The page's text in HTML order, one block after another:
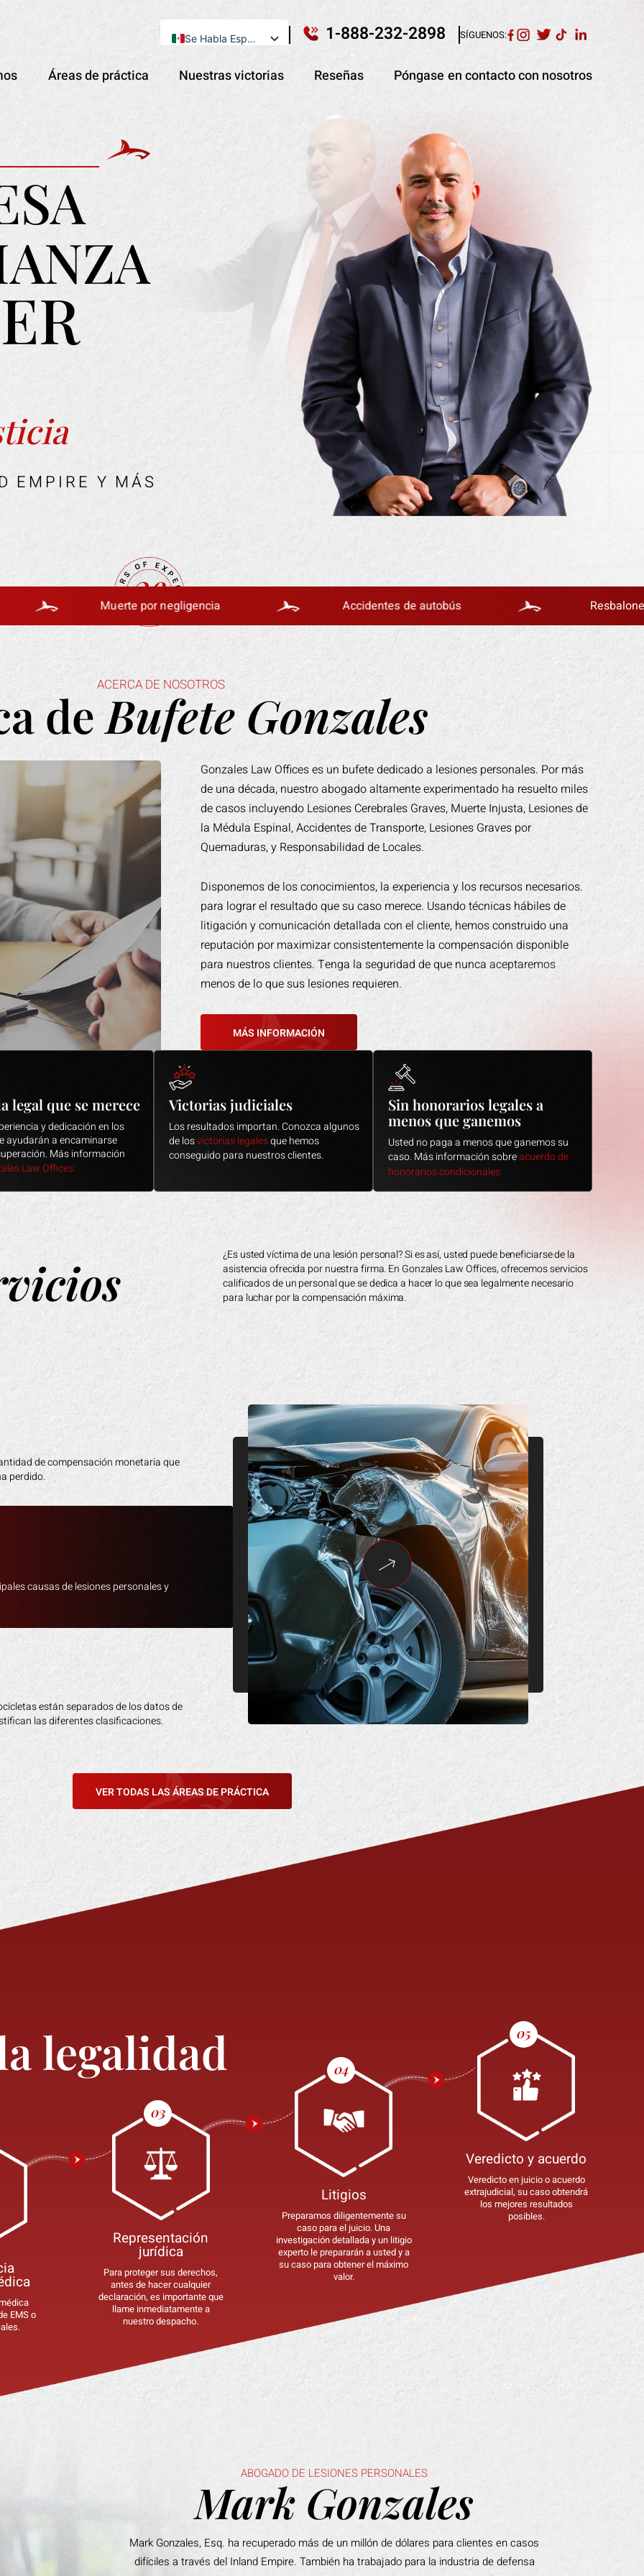
Se Habla Español
1-888-232-2898 SÍGUENOS:
Áreas de práctica Nuestras victorias Reseñas Póngase en contacto con nosotros
EMPIRE Y MÁS
Muerte por negligencia Accidentes de autobús Resbalones y caídas
ACERCA DE NOSOTROS
deBufete Gonzales
Gonzales Law Offices es un bufete dedicado a lesiones personales. Por más
de una década, nuestro abogado altamente experimentado ha resuelto miles
de casos incluyendo Lesiones Cerebrales Graves, Muerte Injusta, Lesiones de
la Médula Espinal, Accidentes de Transporte, Lesiones Graves por
Quemaduras, y Responsabilidad de Locales.
Disponemos de los conocimientos, la experiencia y los recursos necesarios.
para lograr el resultado que su caso merece. Usando técnicas hábiles de
litigación y comunicación detallada con el cliente, hemos construido una
reputación por maximizar consistentemente la compensación disponible
para nuestros clientes. Tenga la seguridad de que nunca aceptaremos
menos de lo que sus lesiones requieren.
MÁS INFORMACIÓN
legal que se merece
y dedicación en los
ayudarán a encaminarse
Más información
Law Offices.
Victorias judiciales
Los resultados importan. Conozca algunos
de losvictorias legalesque hemos
conseguido para nuestros clientes.
Sin honorarios legales a
menos que ganemos
Usted no paga a menos que ganemos su
caso. Más información sobreacuerdo de
honorarios condicionales.
¿Es usted víctima de una lesión personal? Si es así, usted puede beneficiarse de la
asistencia ofrecida por nuestra firma. En Gonzales Law Offices, ofrecemos servicios
calificados de un personal que se dedica a hacer lo que sea legalmente necesario
para luchar por la compensación máxima.
de compensación monetaria que
perdido.
causas de lesiones personales y
están separados de los datos de
las diferentes clasificaciones.
de compensación monetaria que
perdido.
causas de lesiones personales y
están separados de los datos de
las diferentes clasificaciones.
de compensación monetaria que
están separados de los datos de
de compensación monetaria que
causas de lesiones personales y
cantidad de compensación monetaria que
VER TODAS LAS ÁREAS DE PRÁCTICA
legalidad
EMS o
Representación
jurídica
Para proteger sus derechos,
antes de hacer cualquier
declaración, es importante que
llame inmediatamente a
nuestro despacho.
Litigios
Preparamos diligentemente su
caso para el juicio. Una
investigación detallada y un litigio
experto le prepararán a usted y a
su caso para obtener el máximo
valor.
Veredicto y acuerdo
Veredicto en juicio o acuerdo
extrajudicial, su caso obtendrá
los mejores resultados
posibles.
ABOGADO DE LESIONES PERSONALES
Mark Gonzales
Mark Gonzales, Esq. ha recuperado más de un millón de dólares para clientes en casos
difíciles a través del Inland Empire. También ha trabajado para la industria de defensa